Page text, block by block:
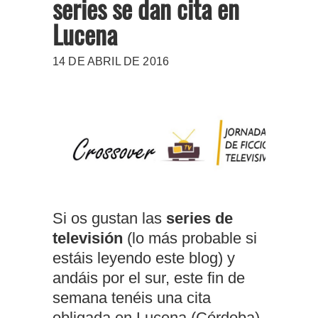
series se dan cita en
Lucena
14 DE ABRIL DE 2016
Si os gustan las series de
televisión (lo más probable si
estáis leyendo este blog) y
andáis por el sur, este fin de
semana tenéis una cita